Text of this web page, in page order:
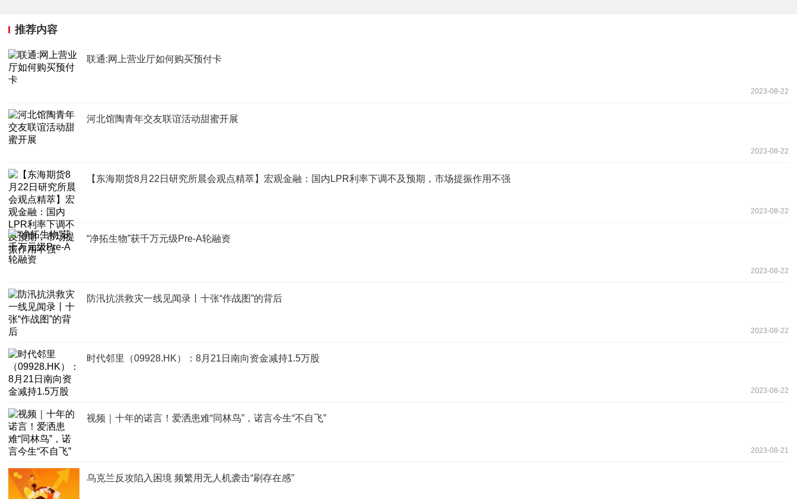
推荐内容
联通:网上营业厅如何购买预付卡
2023-08-22
河北馆陶青年交友联谊活动甜蜜开展
2023-08-22
【东海期货8月22日研究所晨会观点精萃】宏观金融：国内LPR利率下调不及预期，市场提振作用不强
2023-08-22
“净拓生物”获千万元级Pre-A轮融资
2023-08-22
防汛抗洪救灾一线见闻录丨十张“作战图”的背后
2023-08-22
时代邻里（09928.HK）：8月21日南向资金减持1.5万股
2023-08-22
视频｜十年的诺言！爱洒患难“同林鸟”，诺言今生“不自飞”
2023-08-21
乌克兰反攻陷入困境 频繁用无人机袭击“刷存在感”